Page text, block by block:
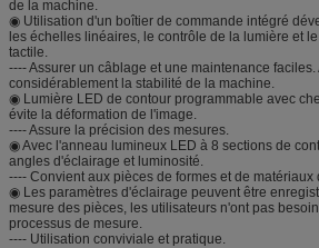
de la machine.
◉ Utilisation d'un boîtier de commande intégré
les échelles linéaires, le contrôle de la lumière et
tactile.
---- Assurer un câblage et une maintenance faciles.
considérablement la stabilité de la machine.
◉ Lumière LED de contour programmable avec
évite la déformation de l'image.
---- Assure la précision des mesures.
◉ Avec l'anneau lumineux LED à 8 sections de
angles d'éclairage et luminosité.
---- Convient aux pièces de formes et de matériaux
◉ Les paramètres d'éclairage peuvent être
mesure des pièces, les utilisateurs n'ont pas
processus de mesure.
---- Utilisation conviviale et pratique.